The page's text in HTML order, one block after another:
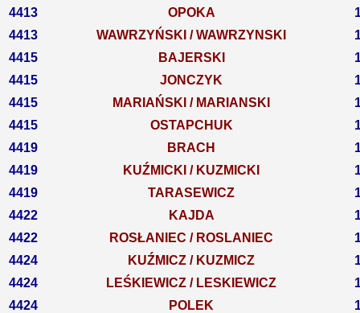
4413
OPOKA
4413
WAWRZYŃSKI / WAWRZYNSKI
4415
BAJERSKI
4415
JONCZYK
4415
MARIAŃSKI / MARIANSKI
4415
OSTAPCHUK
4419
BRACH
4419
KUŹMICKI / KUZMICKI
4419
TARASEWICZ
4422
KAJDA
4422
ROSŁANIEC / ROSLANIEC
4424
KUŹMICZ / KUZMICZ
4424
LEŚKIEWICZ / LESKIEWICZ
4424
POLEK